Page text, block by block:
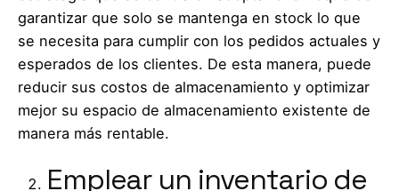
garantizar que solo se mantenga en stock lo que
se necesita para cumplir con los pedidos actuales y
esperados de los clientes. De esta manera, puede
reducir sus costos de almacenamiento y optimizar
mejor su espacio de almacenamiento existente de
manera más rentable.
Emplear un inventario de